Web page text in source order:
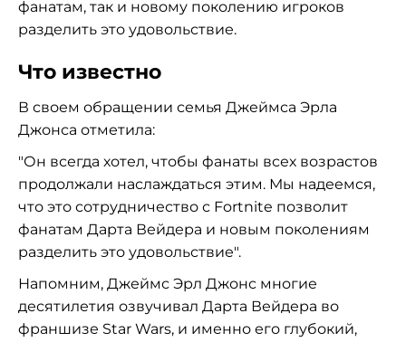
фанатам, так и новому поколению игроков
разделить это удовольствие.
Что известно
В своем обращении семья Джеймса Эрла
Джонса отметила:
"Он всегда хотел, чтобы фанаты всех возрастов
продолжали наслаждаться этим. Мы надеемся,
что это сотрудничество с Fortnite позволит
фанатам Дарта Вейдера и новым поколениям
разделить это удовольствие".
Напомним, Джеймс Эрл Джонс многие
десятилетия озвучивал Дарта Вейдера во
франшизе Star Wars, и именно его глубокий,